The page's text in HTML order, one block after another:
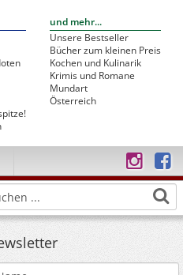
und mehr...
Unsere Bestseller
Bücher zum kleinen Preis
Kochen und Kulinarik
Krimis und Romane
Mundart
Österreich